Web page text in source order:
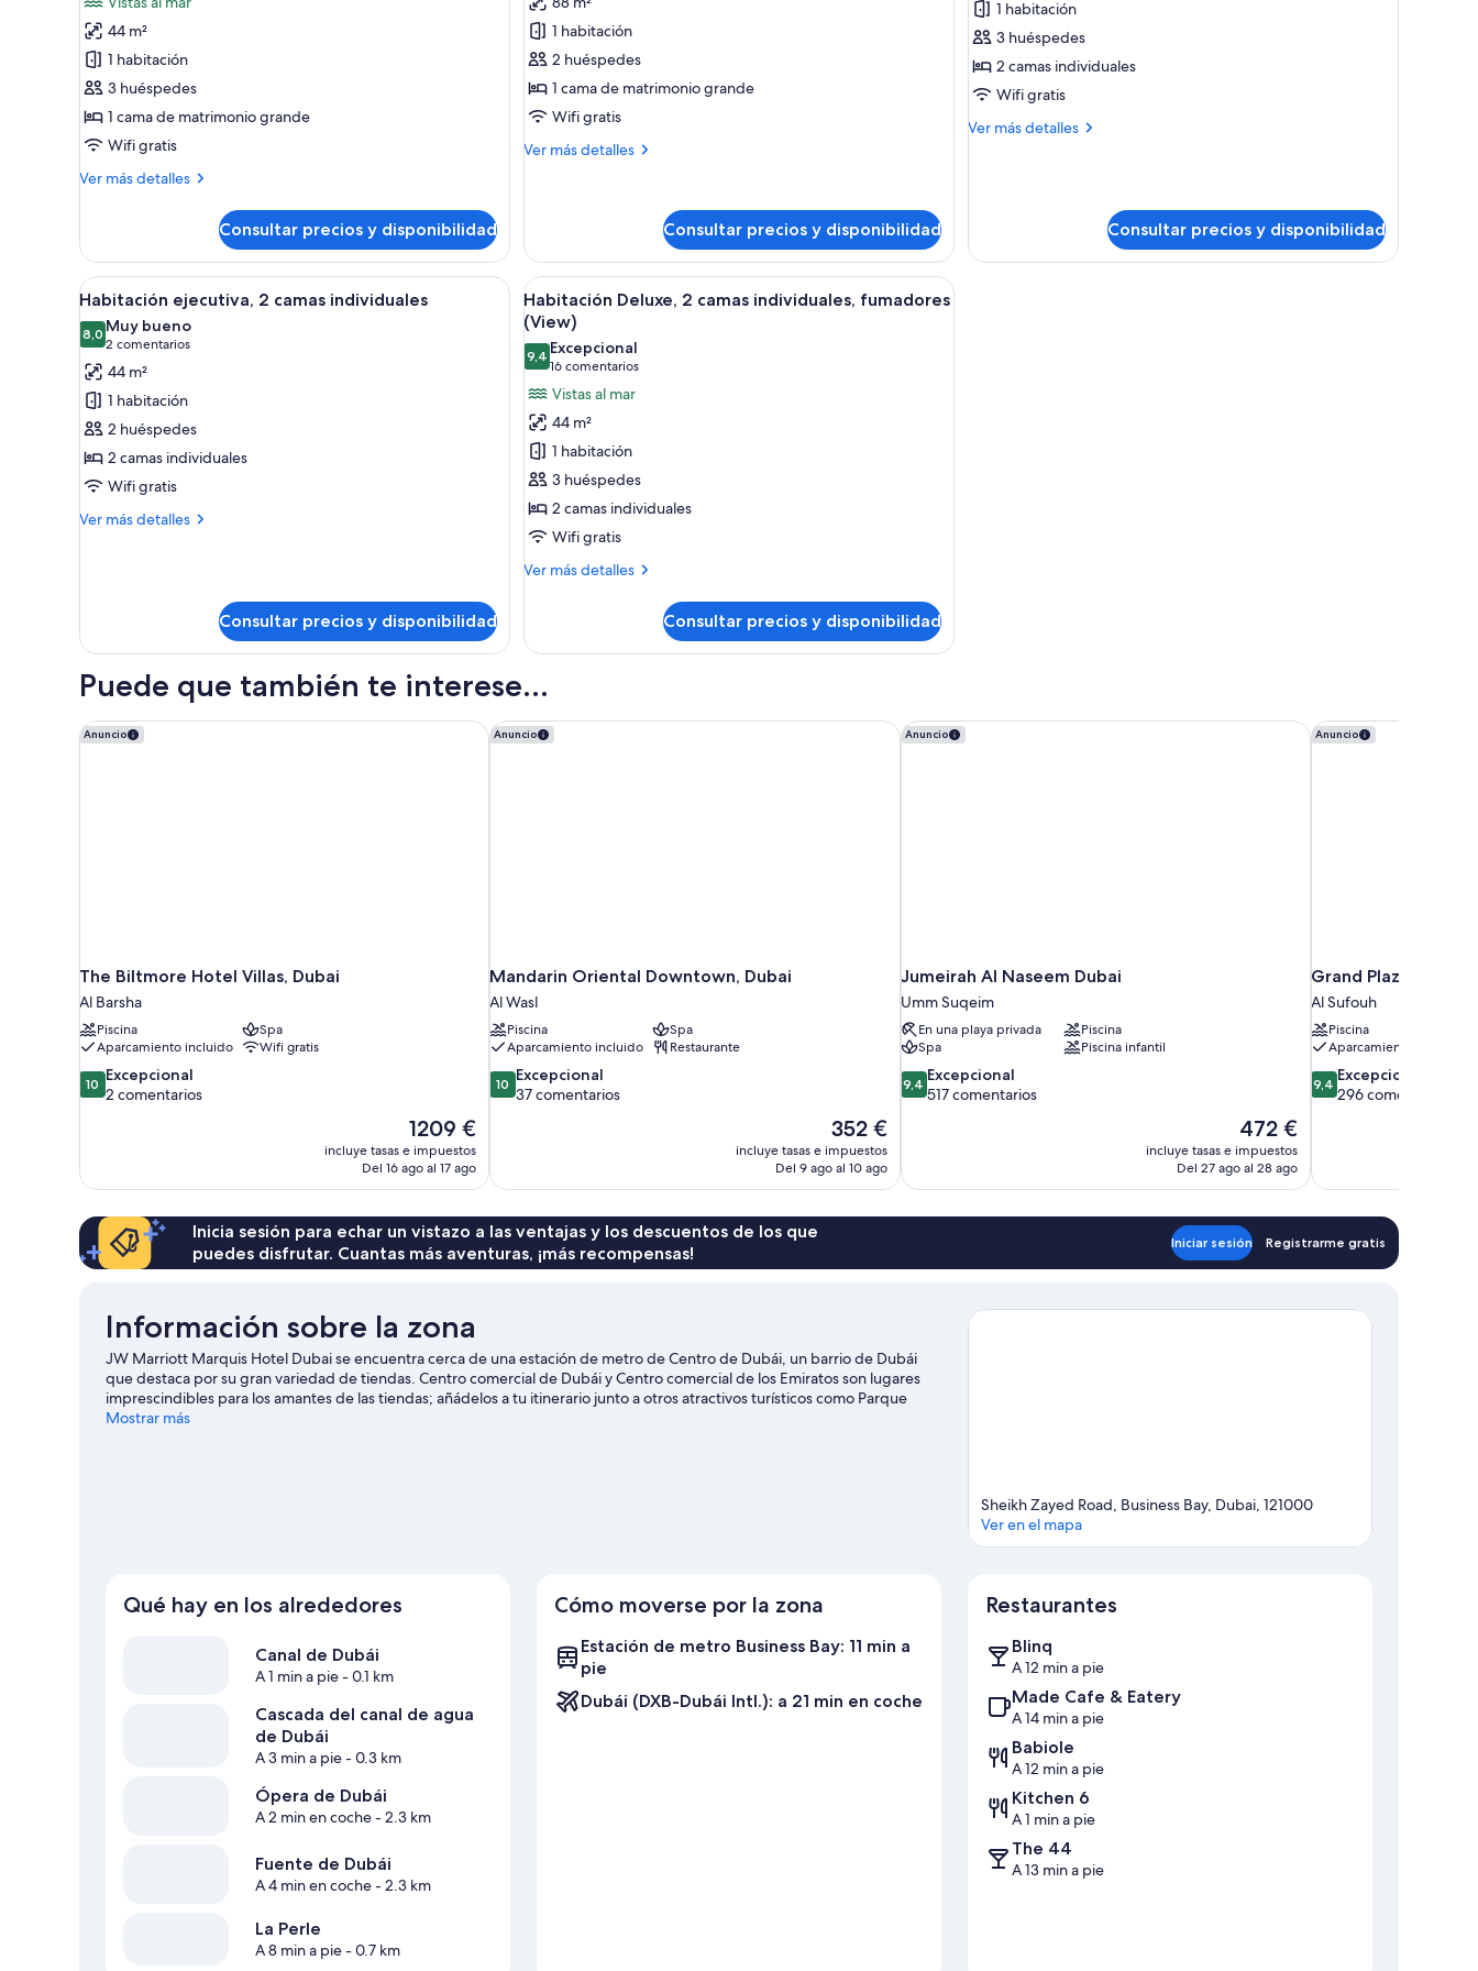
Habitación
Deluxe,
cama
de
matrimonio
grande
44 m²
1 habitación
3 huéspedes
1 cama de matrimonio grande
Wifi gratis
Ver más detalles
Más
Deluxe,
cama
matrimonio
grande
(View)
Consultar precios y disponibilidad
Suite
Deluxe,
1
cama
de
matrimonio
1 habitación
2 huéspedes
1 cama de matrimonio grande
Wifi gratis
Ver más detalles
Más
1
cama
de
matrimonio
grande,
en
esquina
Consultar precios y disponibilidad
Habitación
Deluxe,
2
camas
individuales,
1 habitación
3 huéspedes
2 camas individuales
Wifi gratis
Ver más detalles
Más
camas
individuales,
Consultar precios y disponibilidad
Abrir
todas
las
fotos
de
Habitación
ejecutiva,
2
camas
individuales
Habitación de hotel con dos camas, un sofá, televisión y vista a la ciudad.
5
Habitación ejecutiva, 2 camas individuales
8,08,0 de 10
Muy bueno
2 comentarios
(2 comentarios)
44 m²
1 habitación
2 huéspedes
2 camas individuales
Wifi gratis
Ver más detalles
Más
camas
individuales
Consultar precios y disponibilidad
Abrir
todas
las
fotos
de
Habitación
Deluxe,
2
camas
individuales,
fumadores
(View)
Habitación de hotel con dos camas, una mesita pequeña, una silla y un amplio ventanal con vistas a la ciudad.
10
Habitación Deluxe, 2 camas individuales, fumadores
(View)
9,49,4 de 10
Excepcional
16 comentarios
(16 comentarios)
Vistas al mar
44 m²
1 habitación
3 huéspedes
2 camas individuales
Wifi gratis
Ver más detalles
Más
Deluxe,
camas
fumadores
(View)
Consultar precios y disponibilidad
Puede que también te interese...
Anuncio
The Biltmore Hotel Villas, Dubai
Al Barsha
Piscina
Spa
Aparcamiento incluido
Wifi gratis
10.0
sobre
10 Excepcional
2 comentarios
El
precio
actual
1209 €
1209 €
incluye tasas e impuestos
Del 16 ago al 17 ago
The Biltmore Hotel Villas, Dubai Anuncio
Mandarin Oriental Downtown, Dubai
Al Wasl
Piscina
Spa
Aparcamiento incluido
Restaurante
10.0
sobre
10 Excepcional
37 comentarios
El
precio
actual
352 €
352 €
incluye tasas e impuestos
Del 9 ago al 10 ago
Mandarin Oriental Downtown, Dubai Anuncio
Jumeirah Al Naseem Dubai
Umm Suqeim
En una playa privada
Piscina
Spa
Piscina infantil
9.4
sobre
9,4 Excepcional
517 comentarios
El
precio
actual
472 €
472 €
incluye tasas e impuestos
Del 27 ago al 28 ago
Jumeirah Al Naseem Dubai Anuncio
Grand Plaza
Al Sufouh
Piscina
Aparcamiento incluido
9.4
sobre
9,4 Excepcional
296 comentarios
Grand Plaza
Inicia sesión para echar un vistazo a las ventajas y los descuentos de los que
puedes disfrutar. Cuantas más aventuras, ¡más recompensas!
Iniciar sesión Registrarme gratis
Información sobre la zona
JW Marriott Marquis Hotel Dubai se encuentra cerca de una estación de metro de Centro de Dubái, un barrio de Dubái
que destaca por su gran variedad de tiendas. Centro comercial de Dubái y Centro comercial de los Emiratos son lugares
imprescindibles para los amantes de las tiendas; añádelos a tu itinerario junto a otros atractivos turísticos como Parque
acuático Wild Wadi y Aquaventure (parque acuático). También merece la pena acercarse a Burj Khalifa y Ski Dubai. Tendrás
Mostrar más
Sheikh Zayed Road, Business Bay, Dubai, 121000
Ver en el mapa
Qué hay en los alrededores
Canal de Dubái
A 1 min a pie- 0.1 km
Cascada del canal de agua
de Dubái
A 3 min a pie- 0.3 km
Ópera de Dubái
A 2 min en coche- 2.3 km
Fuente de Dubái
A 4 min en coche- 2.3 km
La Perle
A 8 min a pie- 0.7 km
Cómo moverse por la zona
Estación de metro Business Bay: 11 min a
pie
Dubái (DXB-Dubái Intl.): a 21 min en coche
Restaurantes
Blinq
A 12 min a pie
Made Cafe & Eatery
A 14 min a pie
Babiole
A 12 min a pie
Kitchen 6
A 1 min a pie
The 44
A 13 min a pie